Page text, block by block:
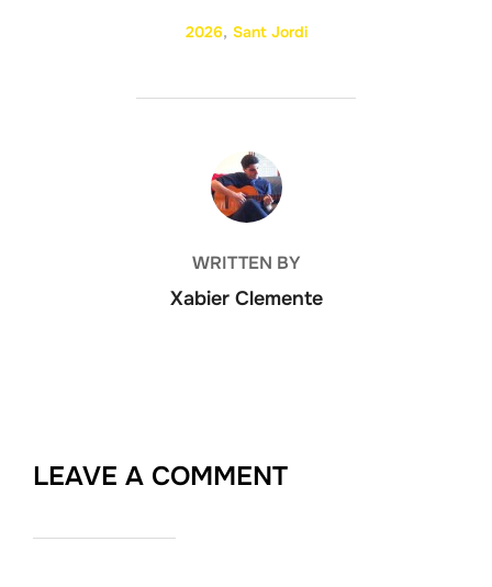
2026, Sant Jordi
POST AUTHOR
WRITTEN BY
Xabier Clemente
LEAVE A COMMENT